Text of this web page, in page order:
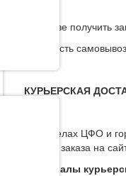
В Москве получить
Стоимость
КУРЬЕРСКАЯ
В пределах ЦФО и
оплаты заказа на
Интервалы